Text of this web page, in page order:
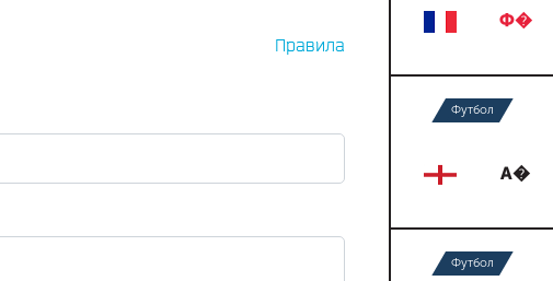
Правила
Ф�
Футбол
А�
Футбол